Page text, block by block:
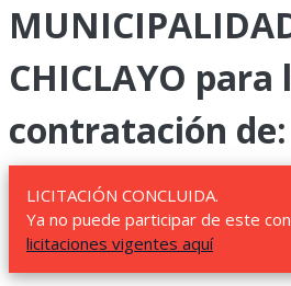
CHICLAYO para
contratación
LICITACIÓN CONCLUIDA.
Ya no puede participar de este
licitaciones vigentes aquí